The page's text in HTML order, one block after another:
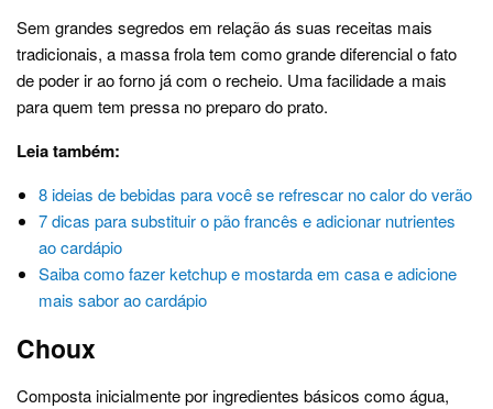
Sem grandes segredos em relação ás suas receitas mais
tradicionais, a massa frola tem como grande diferencial o fato
de poder ir ao forno já com o recheio. Uma facilidade a mais
para quem tem pressa no preparo do prato.
Leia também:
8 ideias de bebidas para você se refrescar no calor do verão
7 dicas para substituir o pão francês e adicionar nutrientes
ao cardápio
Saiba como fazer ketchup e mostarda em casa e adicione
mais sabor ao cardápio
Choux
Composta inicialmente por ingredientes básicos como água,